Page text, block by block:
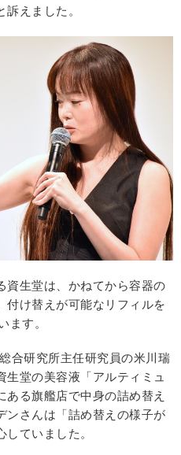
えました。
資生堂は、かねてから容器の
付け替えが可能なリフィルを
ます。
合研究所主任研究員の米川瑞
堂の美容液「アルティミュ
る旗艦店で中身の詰め替え
ンさんは「詰め替えの様子が
ていました。